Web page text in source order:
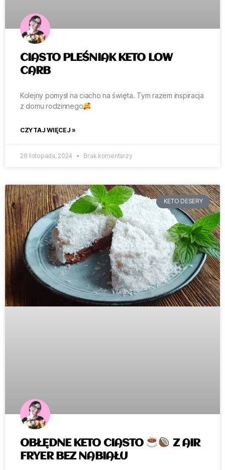
CIASTO PLEŚNIAK KETO LOW
CARB
Kolejny pomysł na ciacho na święta. Tym razem inspiracja
z domu rodzinnego
CZYTAJ WIĘCEJ »
28 listopada, 2024 Brak komentarzy
KETO DESERY
OBŁĘDNE KETO CIASTO
Z AIR
FRYER BEZ NABIAŁU